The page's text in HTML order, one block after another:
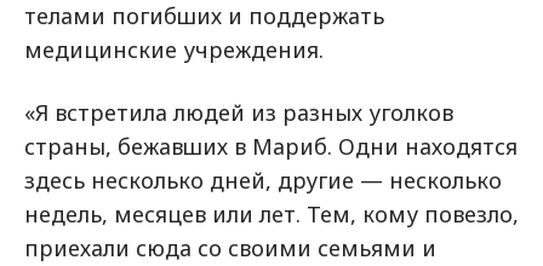
телами погибших и поддержать
медицинские учреждения.
«Я встретила людей из разных уголков
страны, бежавших в Мариб. Одни находятся
здесь несколько дней, другие — несколько
недель, месяцев или лет. Тем, кому повезло,
приехали сюда со своими семьями и